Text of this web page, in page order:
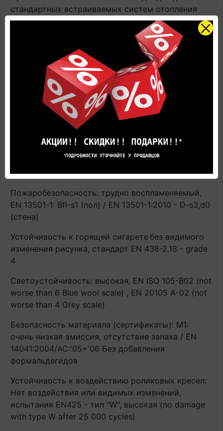
стандартных встраиваемых систем отопления
(горячая вода/электричество). Имеют
ограниченную совместимость с нагревательными
пленками и иными аналогичными системами,
располагающимися поверх чернового пола.
Контактная температура ≤ 27°C. ВАЖНО! При
эксплуатации напольного покрытия с системами
подогрева строго соблюдать инструкцию по
применению напольного покрытия. В противном
случае производитель не гарантирует
сохранность напольного покрытия в процессе
эксплуатации. Гарантия аннулируется.
Термическое сопротивление: испытание EN ISO
12667: 0.01 m²K/W
Пожаробезопасность: трудно воспламеняемый,
EN 13501-1: Bfl-s1 (пол) / EN 13501-1:2010 - D-s3,d0
(стена)
Устойчивость к горящей сигарете без видимого
изменения рисунка, стандарт EN 438-2.18 - grade
4
Светоустойчивость: высокая, EN ISO 105-B02 (not
worse than 6 Blue wool scale) , EN 20105 A-02 (not
worse than 4 Grey scale)
Безопасность материала (сертификаты): М1:
очень низкая эмиссия, отсутствие запаха / EN
14041:2004/AC:'05+'06 Без добавления
формальдегидов
Устойчивость к воздействию роликовых кресел:
Нет воздействия или видимых изменений,
испытания EN425 - тип "W", высокая (no damage
with type W after 25 000 cycles)